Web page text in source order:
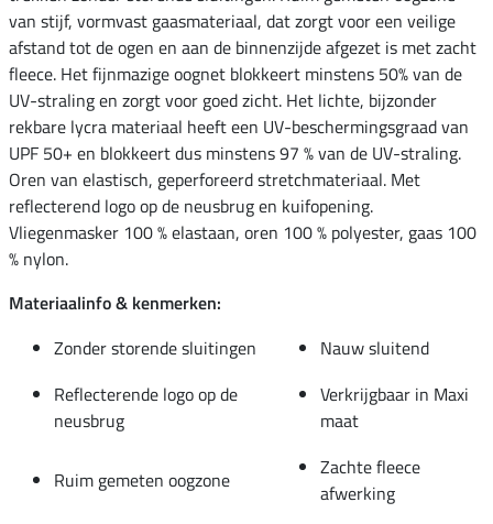
van stijf, vormvast gaasmateriaal, dat zorgt voor een veilige
afstand tot de ogen en aan de binnenzijde afgezet is met zacht
fleece. Het fijnmazige oognet blokkeert minstens 50% van de
UV-straling en zorgt voor goed zicht. Het lichte, bijzonder
rekbare lycra materiaal heeft een UV-beschermingsgraad van
UPF 50+ en blokkeert dus minstens 97 % van de UV-straling.
Oren van elastisch, geperforeerd stretchmateriaal. Met
reflecterend logo op de neusbrug en kuifopening.
Vliegenmasker 100 % elastaan, oren 100 % polyester, gaas 100
% nylon.
Materiaalinfo & kenmerken:
Zonder storende sluitingen
Nauw sluitend
Reflecterende logo op de
neusbrug
Verkrijgbaar in Maxi
maat
Ruim gemeten oogzone
Zachte fleece
afwerking